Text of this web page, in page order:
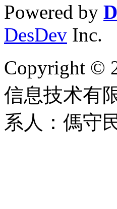
Powered by
DesDev Inc.
Copyright ©
信息技术有
系人：傌守